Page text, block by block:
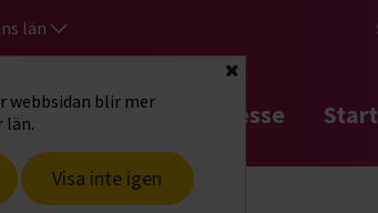
län
webbsidan blir mer
län.
Visa inte igen
Stäng
startsidaHitta intresse